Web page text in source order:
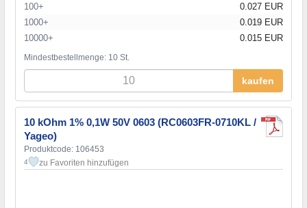
100+
0.027 EUR
1000+
0.019 EUR
10000+
0.015 EUR
Mindestbestellmenge: 10 St.
kaufen
10 kOhm 1% 0,1W 50V 0603 (RC0603FR-0710KL /
Yageo)
Produktcode: 106453
4 zu Favoriten hinzufügen